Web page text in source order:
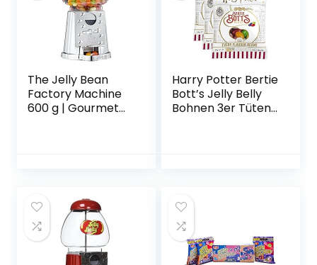
The Jelly Bean
Factory Machine
600 g | Gourmet
Harry Potter Bertie
Bott’s Jelly Belly
Bohnen 3er Tüten